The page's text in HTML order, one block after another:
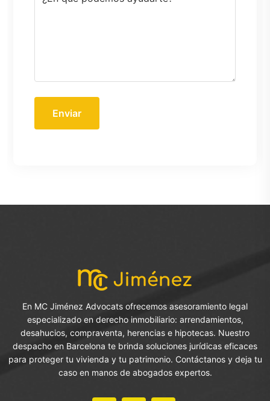
Enviar
En MC Jiménez Advocats ofrecemos asesoramiento legal
especializado en derecho inmobiliario: arrendamientos,
desahucios, compraventa, herencias e hipotecas. Nuestro
despacho en Barcelona te brinda soluciones jurídicas eficaces
para proteger tu vivienda y tu patrimonio. Contáctanos y deja tu
caso en manos de abogados expertos.